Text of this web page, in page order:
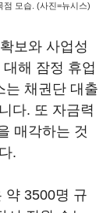
점 모습. (사진=뉴시스)
보와 사업성
해 잠정 휴업
는 채권단 대출
다. 또 자금력
매각하는 것
.
약 3500명 규